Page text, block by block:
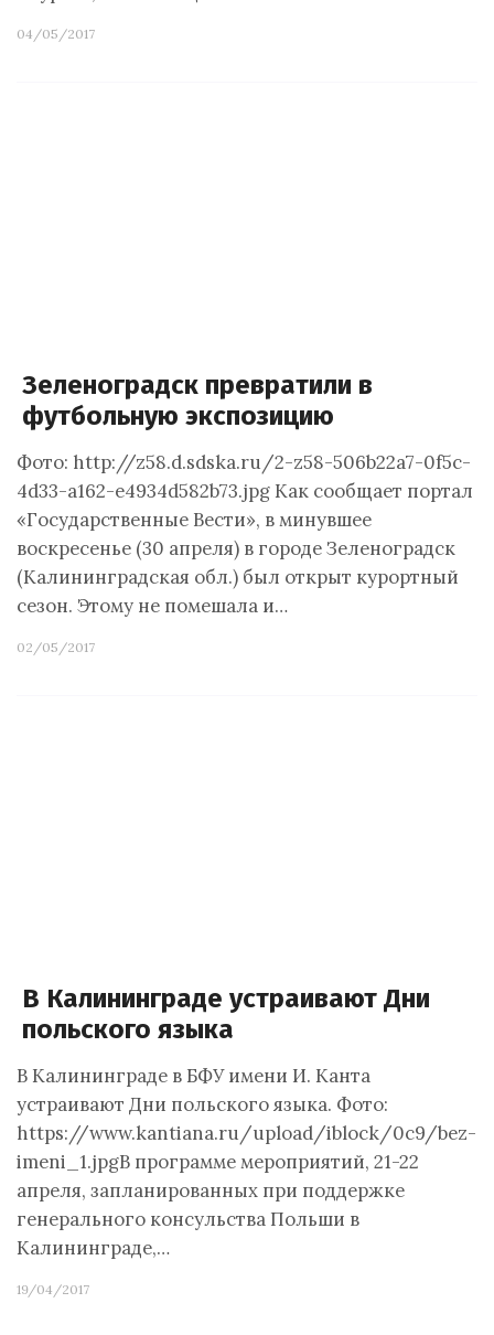
04/05/2017
Зеленоградск превратили в
футбольную экспозицию
Фото: http://z58.d.sdska.ru/2-z58-506b22a7-0f5c-
4d33-a162-e4934d582b73.jpg Как сообщает портал
«Государственные Вести», в минувшее
воскресенье (30 апреля) в городе Зеленоградск
(Калининградская обл.) был открыт курортный
сезон. Этому не помешала и…
02/05/2017
В Калининграде устраивают Дни
польского языка
В Калининграде в БФУ имени И. Канта
устраивают Дни польского языка. Фото:
https://www.kantiana.ru/upload/iblock/0c9/bez-
imeni_1.jpgВ программе мероприятий, 21-22
апреля, запланированных при поддержке
генерального консульства Польши в
Калининграде,…
19/04/2017